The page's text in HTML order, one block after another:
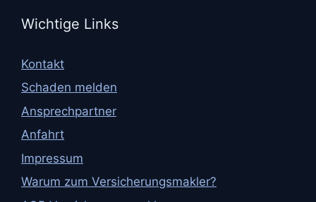
Wichtige Links
Kontakt
Schaden melden
Ansprechpartner
Anfahrt
Impressum
Warum zum Versicherungsmakler?